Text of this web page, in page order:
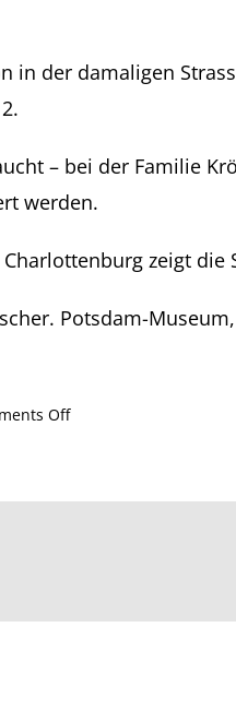
in der damaligen
– bei der Familie
werden.
zeigt die
Potsdam-
Offon
7